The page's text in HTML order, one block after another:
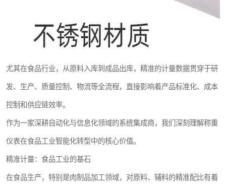
尤其在食品行业，从原料入库到成品出库，精准的计量数据贯穿于研
发、生产、质量控制、物流等全流程，直接影响着产品标准化、成本
控制和供应链效率。
作为一家深耕自动化与信息化领域的系统集成商，我们深刻理解称重
仪表在食品工业智能化转型中的核心价值。
精准计量：食品工业的基石
在食品生产，特别是肉制品加工领域，对原料、辅料的精准配比有着